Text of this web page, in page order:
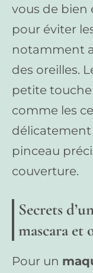
vous de bien
pour éviter
notamment
des oreilles.
petite touche
comme les
délicatement
pinceau
couverture.
Secrets
mascara et
Pour un